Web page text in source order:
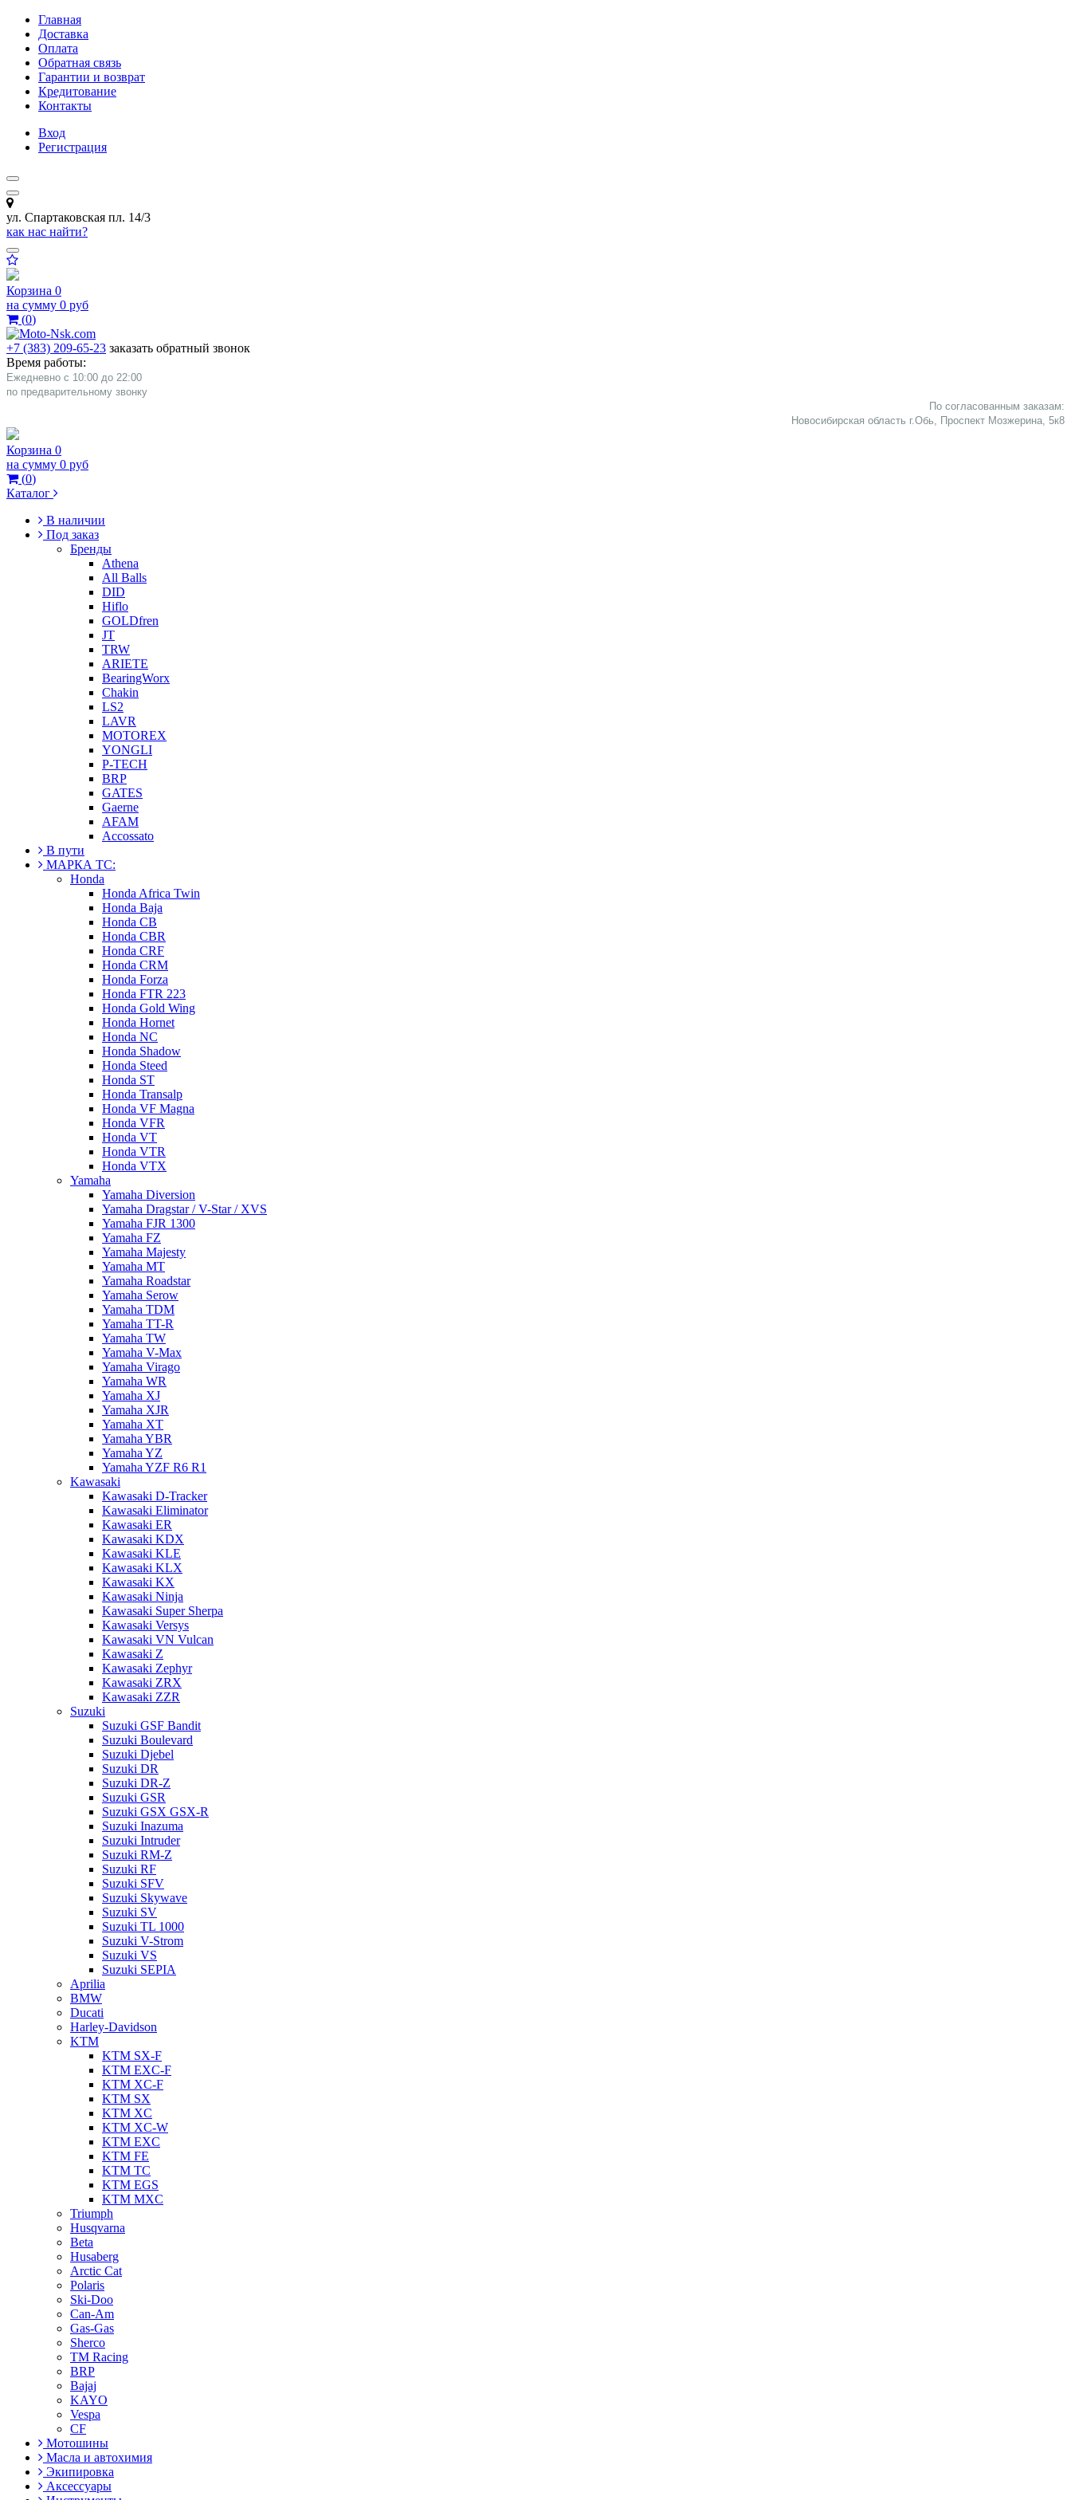
Главная
Доставка
Оплата
Обратная связь
Гарантии и возврат
Кредитование
Контакты
Вход
Регистрация
ул. Спартаковская пл. 14/3
как нас найти?
Корзина 0
на сумму 0 руб
(0)
+7 (383) 209-65-23 заказать обратный звонок
Время работы:
Ежедневно с 10:00 до 22:00
​по предварительному звонку
По согласованным заказам:
Новосибирская область г.Обь, Проспект Мозжерина, 5к8​
Корзина 0
на сумму 0 руб
(0)
Каталог
В наличии
Под заказ
Бренды
Athena
All Balls
DID
Hiflo
GOLDfren
JT
TRW
ARIETE
BearingWorx
Chakin
LS2
LAVR
MOTOREX
YONGLI
P-TECH
BRP
GATES
Gaerne
AFAM
Accossato
В пути
МАРКА ТС:
Honda
Honda Africa Twin
Honda Baja
Honda CB
Honda CBR
Honda CRF
Honda CRM
Honda Forza
Honda FTR 223
Honda Gold Wing
Honda Hornet
Honda NC
Honda Shadow
Honda Steed
Honda ST
Honda Transalp
Honda VF Magna
Honda VFR
Honda VT
Honda VTR
Honda VTX
Yamaha
Yamaha Diversion
Yamaha Dragstar / V-Star / XVS
Yamaha FJR 1300
Yamaha FZ
Yamaha Majesty
Yamaha MT
Yamaha Roadstar
Yamaha Serow
Yamaha TDM
Yamaha TT-R
Yamaha TW
Yamaha V-Max
Yamaha Virago
Yamaha WR
Yamaha XJ
Yamaha XJR
Yamaha XT
Yamaha YBR
Yamaha YZ
Yamaha YZF R6 R1
Kawasaki
Kawasaki D-Tracker
Kawasaki Eliminator
Kawasaki ER
Kawasaki KDX
Kawasaki KLE
Kawasaki KLX
Kawasaki KX
Kawasaki Ninja
Kawasaki Super Sherpa
Kawasaki Versys
Kawasaki VN Vulcan
Kawasaki Z
Kawasaki Zephyr
Kawasaki ZRX
Kawasaki ZZR
Suzuki
Suzuki GSF Bandit
Suzuki Boulevard
Suzuki Djebel
Suzuki DR
Suzuki DR-Z
Suzuki GSR
Suzuki GSX GSX-R
Suzuki Inazuma
Suzuki Intruder
Suzuki RM-Z
Suzuki RF
Suzuki SFV
Suzuki Skywave
Suzuki SV
Suzuki TL 1000
Suzuki V-Strom
Suzuki VS
Suzuki SEPIA
Aprilia
BMW
Ducati
Harley-Davidson
KTM
KTM SX-F
KTM EXC-F
KTM XC-F
KTM SX
KTM XC
KTM XC-W
KTM EXC
KTM FE
KTM TC
KTM EGS
KTM MXC
Triumph
Husqvarna
Beta
Husaberg
Arctic Cat
Polaris
Ski-Doo
Can-Am
Gas-Gas
Sherco
TM Racing
BRP
Bajaj
KAYO
Vespa
CF
Мотошины
Масла и автохимия
Экипировка
Аксессуары